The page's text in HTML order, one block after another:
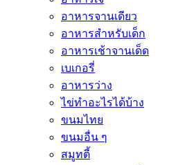
อาหารจานเดียว
อาหารสำหรับเด็ก
อาหารเช้าจานเด็ด
เบเกอรี่
อาหารว่าง
ไข่ทำอะไรได้บ้าง
ขนมไทย
ขนมอื่น ๆ
สมูทตี้